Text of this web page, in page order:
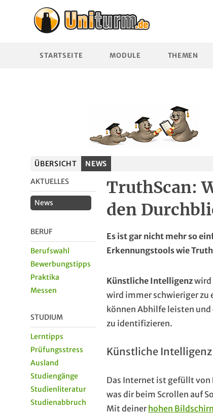
STARTSEITE MODULE THEMEN
ÜBERSICHT
NEWS
AKTUELLES
News
BERUF
Berufswahl
Bewerbungstipps
Praktika
Messen
STUDIUM
Lerntipps
Prüfungsstress
Ausland
Studiengänge
Studienliteratur
Studienabbruch
TruthScan:
den
Es ist gar nicht mehr so
Erkennungstools wie
Künstliche Intelligenzwird
wird immer schwieriger zu
können Abhilfe leisten
zu identifizieren.
Künstliche
Das Internet ist gefüllt von
was dir beim Scrollen auf
Mit deiner hohen